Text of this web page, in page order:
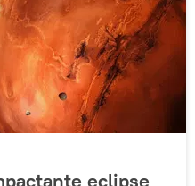
eclipse